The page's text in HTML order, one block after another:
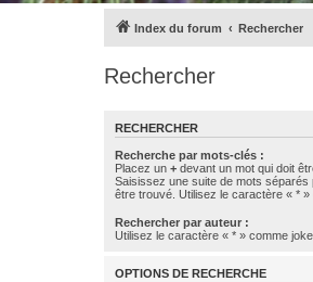
Index du forum Rechercher
Rechercher
RECHERCHER
Recherche par mots-clés :
Placez un + devant un mot qui doit
Saisissez une suite de mots séparés
être trouvé. Utilisez le caractère « *
Rechercher par auteur :
Utilisez le caractère « * » comme
OPTIONS DE RECHERCHE